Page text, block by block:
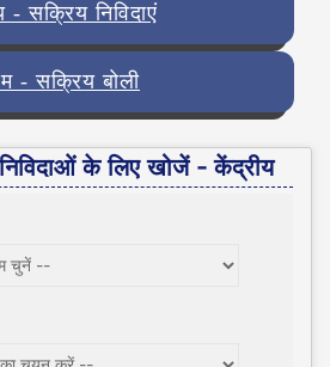
- सक्रिय निविदाएं
- सक्रिय बोली
के लिए खोजें - केंद्रीय